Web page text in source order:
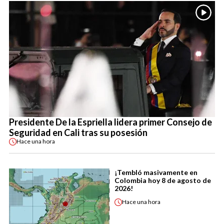
Presidente De la Espriella lidera primer Consejo de
Seguridad en Cali tras su posesión
Haceuna hora
¡Tembló masivamente en
Colombia hoy 8 de agosto de
2026!
Haceuna hora